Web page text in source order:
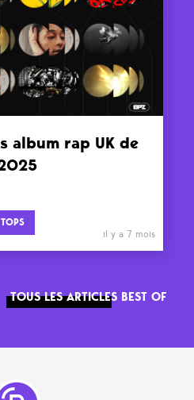
album rap UK de
TOPS
il y a 7 mois
TOUS LES ARTICLES BEST OF